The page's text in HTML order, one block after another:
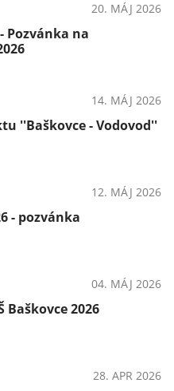
20. MÁJ 2026
Pozvánka na
14. MÁJ 2026
''Baškovce - Vodovod''
12. MÁJ 2026
- pozvánka
04. MÁJ 2026
Baškovce 2026
28. APR 2026